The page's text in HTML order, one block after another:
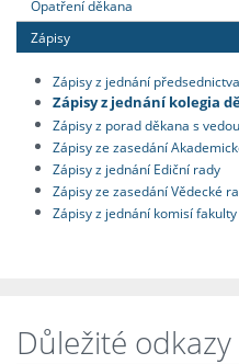
Opatření děkana
Zápisy
Zápisy z jednání
Zápisy z jednání kolegia
Zápisy z porad děkana s
Zápisy ze zasedání
Zápisy z jednání Ediční rady
Zápisy ze zasedání Vědecké
Zápisy z jednání komisí fakulty
Důležité odkazy